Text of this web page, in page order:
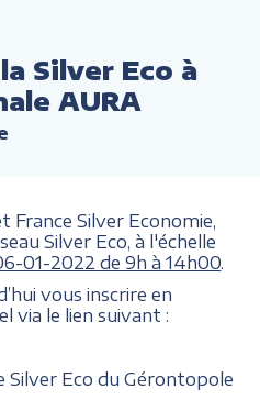
Silver Eco à
AURA
France Silver Economie,
Silver Eco, à l'échelle
01-2022 de 9h à 14h00
vous inscrire en
via le lien suivant :
Silver Eco du Gérontopole